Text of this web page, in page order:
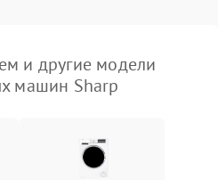
и другие модели
машин Sharp